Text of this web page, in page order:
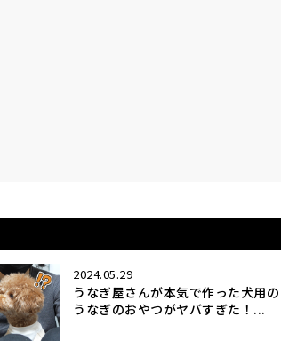
2024.05.29
うなぎ屋さんが本気で作った犬用の
うなぎのおやつがヤバすぎた！...